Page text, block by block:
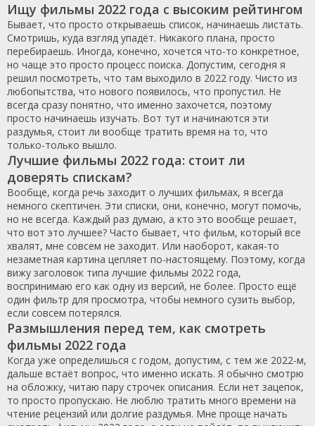
Ищу фильмы 2022 года с высоким рейтингом
Бывает, что просто открываешь список, начинаешь листать.
Смотришь, куда взгляд упадёт. Никакого плана, просто
перебираешь. Иногда, конечно, хочется что-то конкретное,
но чаще это просто процесс поиска. Допустим, сегодня я
решил посмотреть, что там выходило в 2022 году. Чисто из
любопытства, что нового появилось, что пропустил. Не
всегда сразу понятно, что именно захочется, поэтому
просто начинаешь изучать. Вот тут и начинаются эти
раздумья, стоит ли вообще тратить время на то, что
только-только вышло.
Лучшие фильмы 2022 года: стоит ли
доверять спискам?
Вообще, когда речь заходит о лучших фильмах, я всегда
немного скептичен. Эти списки, они, конечно, могут помочь,
но не всегда. Каждый раз думаю, а кто это вообще решает,
что вот это лучшее? Часто бывает, что фильм, который все
хвалят, мне совсем не заходит. Или наоборот, какая-то
незаметная картина цепляет по-настоящему. Поэтому, когда
вижу заголовок типа лучшие фильмы 2022 года,
воспринимаю его как одну из версий, не более. Просто ещё
один фильтр для просмотра, чтобы немного сузить выбор,
если совсем потерялся.
Размышления перед тем, как смотреть
фильмы 2022 года
Когда уже определишься с годом, допустим, с тем же 2022-м,
дальше встаёт вопрос, что именно искать. Я обычно смотрю
на обложку, читаю пару строчек описания. Если нет зацепок,
то просто пропускаю. Не люблю тратить много времени на
чтение рецензий или долгие раздумья. Мне проще начать